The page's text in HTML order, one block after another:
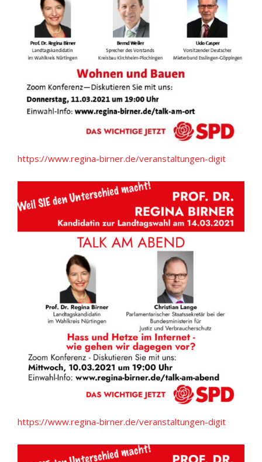
https://www.regina-birner.de/veranstaltungen-digit
https://www.regina-birner.de/veranstaltungen-digit